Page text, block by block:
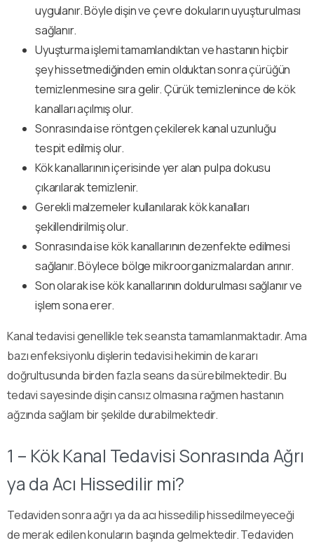
uygulanır. Böyle dişin ve çevre dokuların uyuşturulması
sağlanır.
Uyuşturma işlemi tamamlandıktan ve hastanın hiçbir
şey hissetmediğinden emin olduktan sonra çürüğün
temizlenmesine sıra gelir. Çürük temizlenince de kök
kanalları açılmış olur.
Sonrasında ise röntgen çekilerek kanal uzunluğu
tespit edilmiş olur.
Kök kanallarının içerisinde yer alan pulpa dokusu
çıkarılarak temizlenir.
Gerekli malzemeler kullanılarak kök kanalları
şekillendirilmiş olur.
Sonrasında ise kök kanallarının dezenfekte edilmesi
sağlanır. Böylece bölge mikroorganizmalardan arınır.
Son olarak ise kök kanallarının doldurulması sağlanır ve
işlem sona erer.
Kanal tedavisi genellikle tek seansta tamamlanmaktadır. Ama
bazı enfeksiyonlu dişlerin tedavisi hekimin de kararı
doğrultusunda birden fazla seans da sürebilmektedir. Bu
tedavi sayesinde dişin cansız olmasına rağmen hastanın
ağzında sağlam bir şekilde durabilmektedir.
1 – Kök Kanal Tedavisi Sonrasında Ağrı
ya da Acı Hissedilir mi?
Tedaviden sonra ağrı ya da acı hissedilip hissedilmeyeceği
de merak edilen konuların başında gelmektedir. Tedaviden